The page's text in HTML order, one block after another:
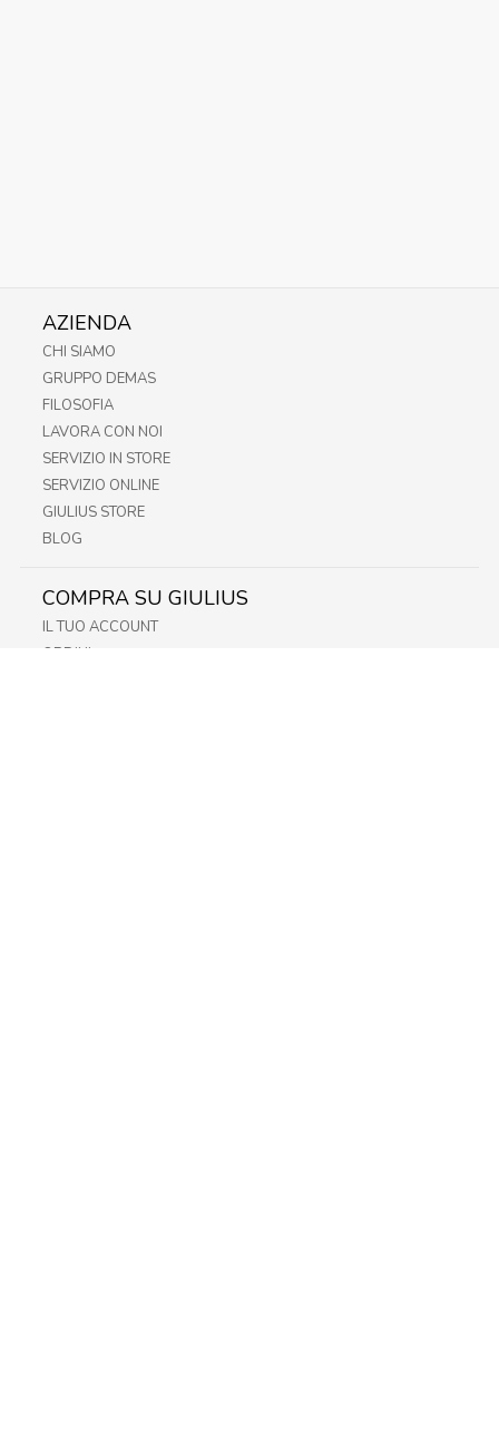
AZIENDA
CHI SIAMO
GRUPPO DEMAS
FILOSOFIA
LAVORA CON NOI
SERVIZIO IN STORE
SERVIZIO ONLINE
GIULIUS STORE
BLOG
COMPRA SU GIULIUS
IL TUO ACCOUNT
ORDINI